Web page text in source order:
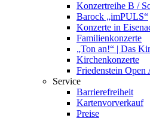
Konzertreihe B /
Barock „imPULS“
Konzerte in
Familienkonzerte
„Ton an!“ | Das
Kirchenkonzerte
Friedenstein Open
Service
Barrierefreiheit
Kartenvorverkauf
Preise